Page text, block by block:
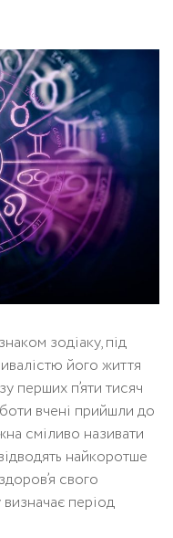
зодіаку, під
його життя
перших п’яти тисяч
вчені прийшли до
сміливо називати
найкоротше
свого
період